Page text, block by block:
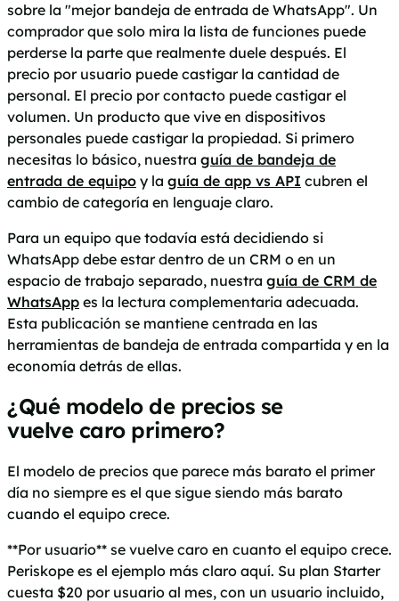
sobre la "mejor bandeja de entrada de WhatsApp". Un
comprador que solo mira la lista de funciones puede
perderse la parte que realmente duele después. El
precio por usuario puede castigar la cantidad de
personal. El precio por contacto puede castigar el
volumen. Un producto que vive en dispositivos
personales puede castigar la propiedad. Si primero
necesitas lo básico, nuestra guía de bandeja de
entrada de equipo y la guía de app vs API cubren el
cambio de categoría en lenguaje claro.
Para un equipo que todavía está decidiendo si
WhatsApp debe estar dentro de un CRM o en un
espacio de trabajo separado, nuestra guía de CRM de
WhatsApp es la lectura complementaria adecuada.
Esta publicación se mantiene centrada en las
herramientas de bandeja de entrada compartida y en la
economía detrás de ellas.
¿Qué modelo de precios se
vuelve caro primero?
El modelo de precios que parece más barato el primer
día no siempre es el que sigue siendo más barato
cuando el equipo crece.
**Por usuario** se vuelve caro en cuanto el equipo crece.
Periskope es el ejemplo más claro aquí. Su plan Starter
cuesta $20 por usuario al mes, con un usuario incluido,